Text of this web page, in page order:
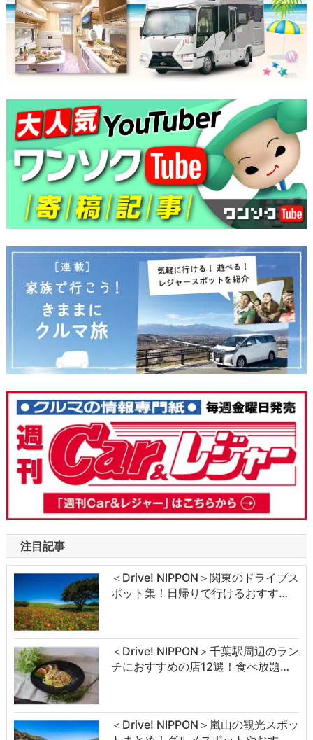
注目記事
＜Drive! NIPPON＞関東のドライブス
ポット集！日帰りで行けるおすす…
＜Drive! NIPPON＞千葉駅周辺のラン
チにおすすめの店12選！食べ放題…
＜Drive! NIPPON＞嵐山の観光スポッ